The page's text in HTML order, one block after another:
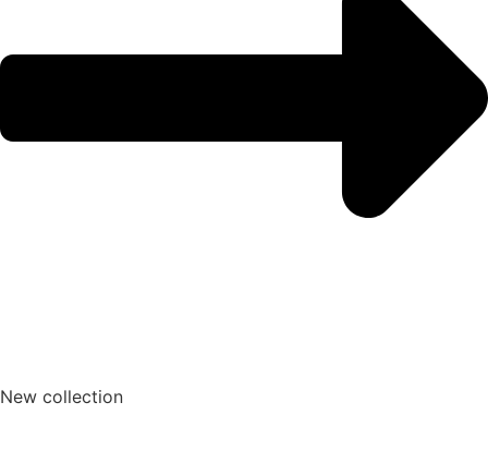
New collection